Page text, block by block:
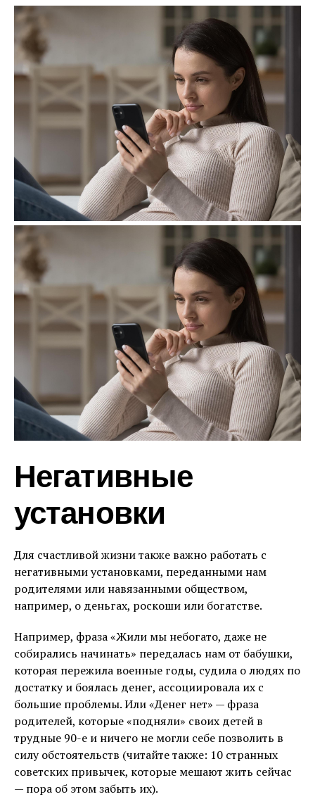
Негативные
установки
Для счастливой жизни также важно работать с
негативными установками, переданными нам
родителями или навязанными обществом,
например, о деньгах, роскоши или богатстве.
Например, фраза «Жили мы небогато, даже не
собирались начинать» передалась нам от бабушки,
которая пережила военные годы, судила о людях по
достатку и боялась денег, ассоциировала их с
большие проблемы. Или «Денег нет» — фраза
родителей, которые «подняли» своих детей в
трудные 90-е и ничего не могли себе позволить в
силу обстоятельств (читайте также: 10 странных
советских привычек, которые мешают жить сейчас
— пора об этом забыть их).